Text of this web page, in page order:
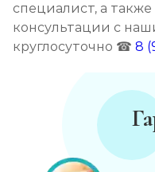
специалист, а
консультации с
круглосуточно ☎ 8